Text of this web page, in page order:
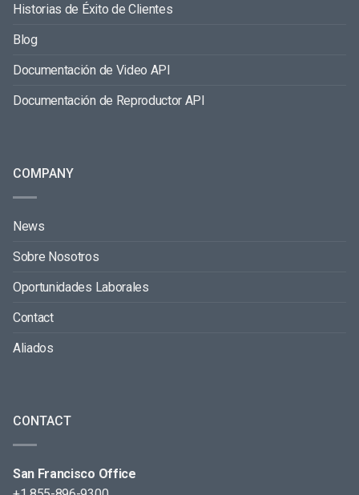
Historias de Éxito de Clientes
Blog
Documentación de Video API
Documentación de Reproductor API
COMPANY
News
Sobre Nosotros
Oportunidades Laborales
Contact
Aliados
CONTACT
San Francisco Office